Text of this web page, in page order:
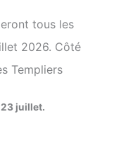
tous les
2026. Côté
Templiers
23 juillet.